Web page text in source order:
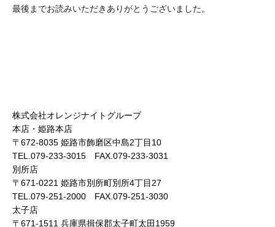
最後までお読みいただきありがとうございました。
株式会社オレンジナイトグループ
本店・姫路本店
〒672-8035 姫路市飾磨区中島2丁目10
TEL.079-233-3015 FAX.079-233-3031
別所店
〒671-0221 姫路市別所町別所4丁目27
TEL.079-251-2000 FAX.079-251-3030
太子店
〒671-1511 兵庫県揖保郡太子町太田1959